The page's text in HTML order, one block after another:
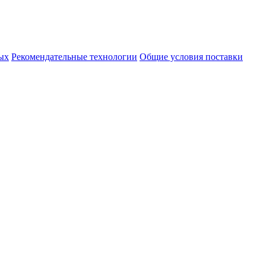
Рекомендательные технологии Общие условия поставки